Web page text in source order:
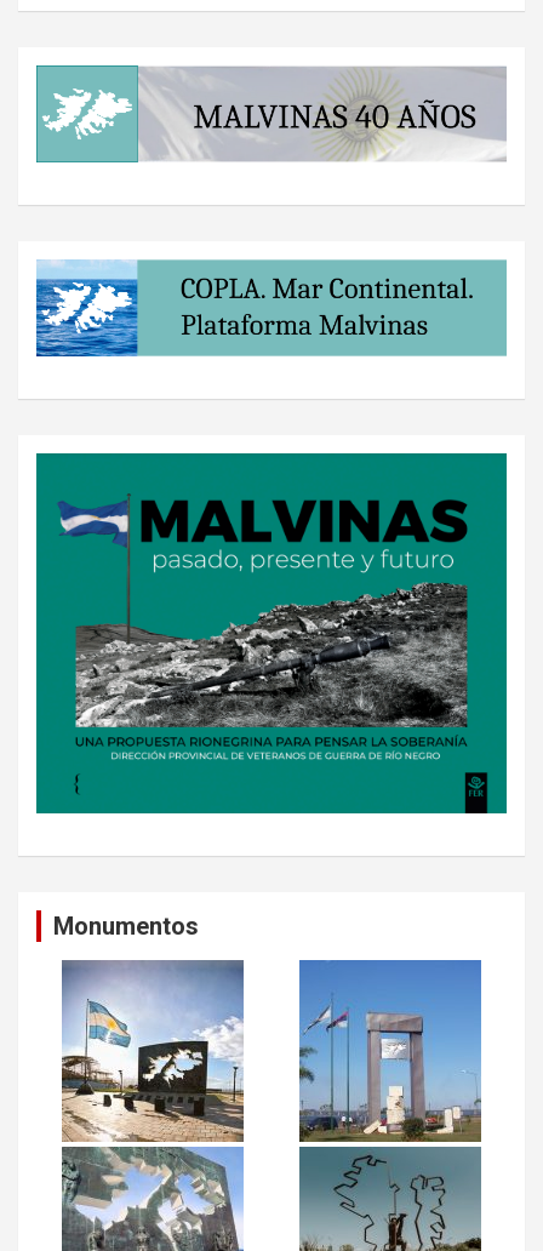
Monumentos